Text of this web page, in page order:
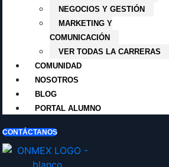
NEGOCIOS Y GESTIÓN
MARKETING Y
COMUNICACIÓN
VER TODAS LA CARRERAS
COMUNIDAD
NOSOTROS
BLOG
PORTAL ALUMNO
CONTÁCTANOS